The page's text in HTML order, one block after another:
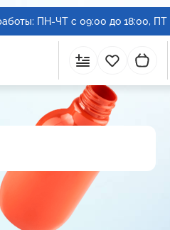
ПН-ЧТ с 09:00 до 18:00, ПТ
СравнитьИзбранное